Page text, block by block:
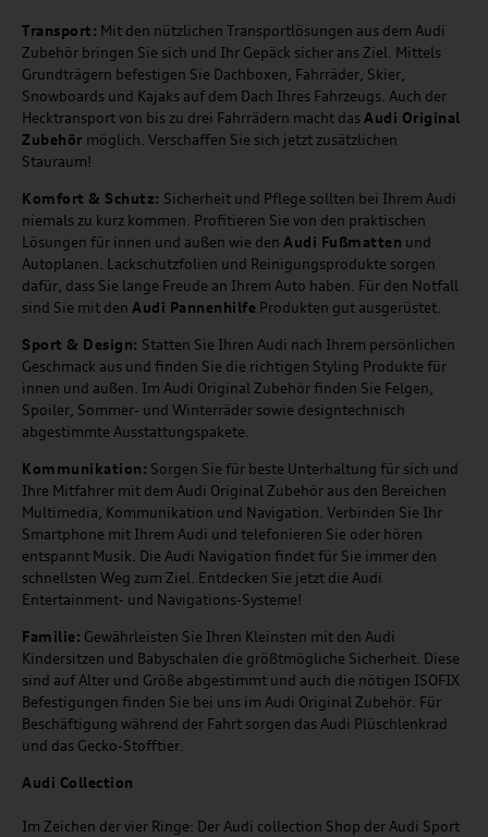
Transport: Mit den nützlichen Transportlösungen aus dem Audi
Zubehör bringen Sie sich und Ihr Gepäck sicher ans Ziel. Mittels
Grundträgern befestigen Sie Dachboxen, Fahrräder, Skier,
Snowboards und Kajaks auf dem Dach Ihres Fahrzeugs. Auch der
Hecktransport von bis zu drei Fahrrädern macht dasAudi Original
Zubehör möglich. Verschaffen Sie sich jetzt zusätzlichen
Stauraum!
Komfort & Schutz: Sicherheit und Pflege sollten bei Ihrem Audi
niemals zu kurz kommen. Profitieren Sie von den praktischen
Lösungen für innen und außen wie den Audi Fußmatten und
Autoplanen. Lackschutzfolien und Reinigungsprodukte sorgen
dafür, dass Sie lange Freude an Ihrem Auto haben. Für den Notfall
sind Sie mit den Audi Pannenhilfe Produkten gut ausgerüstet.
Sport & Design: Statten Sie Ihren Audi nach Ihrem persönlichen
Geschmack aus und finden Sie die richtigen Styling Produkte für
innen und außen. Im Audi Original Zubehör finden Sie Felgen,
Spoiler, Sommer- und Winterräder sowie designtechnisch
abgestimmte Ausstattungspakete.
Kommunikation: Sorgen Sie für beste Unterhaltung für sich und
Ihre Mitfahrer mit dem Audi Original Zubehör aus den Bereichen
Multimedia, Kommunikation und Navigation. Verbinden Sie Ihr
Smartphone mit Ihrem Audi und telefonieren Sie oder hören
entspannt Musik. Die Audi Navigation findet für Sie immer den
schnellsten Weg zum Ziel. Entdecken Sie jetzt die Audi
Entertainment- und Navigations-Systeme!
Familie: Gewährleisten Sie Ihren Kleinsten mit den Audi
Kindersitzen und Babyschalen die größtmögliche Sicherheit. Diese
sind auf Alter und Größe abgestimmt und auch die nötigen ISOFIX
Befestigungen finden Sie bei uns im Audi Original Zubehör. Für
Beschäftigung während der Fahrt sorgen das Audi Plüschlenkrad
und das Gecko-Stofftier.
Audi Collection
Im Zeichen der vier Ringe: Der Audi collection Shop der Audi Sport